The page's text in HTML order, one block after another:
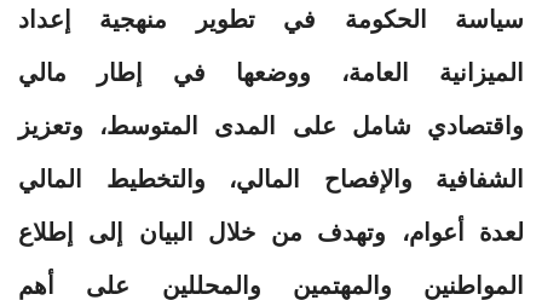
سياسة الحكومة في تطوير منهجية إعداد
الميزانية العامة، ووضعها في إطار مالي
واقتصادي شامل على المدى المتوسط، وتعزيز
الشفافية والإفصاح المالي، والتخطيط المالي
لعدة أعوام، وتهدف من خلال البيان إلى إطلاع
المواطنين والمهتمين والمحللين على أهم